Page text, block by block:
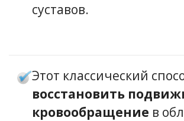
суставов.
Этот классический
восстановить
кровообращение в